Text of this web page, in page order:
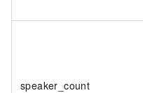
speaker_count